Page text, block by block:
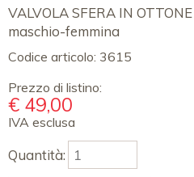
VALVOLA SFERA IN
maschio-femmina
Codice articolo: 3615
Prezzo di listino:
€ 49,00
IVA esclusa
Quantità: